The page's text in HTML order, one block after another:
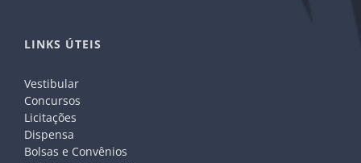
LINKS ÚTEIS
Vestibular
Concursos
Licitações
Dispensa
Bolsas e Convênios